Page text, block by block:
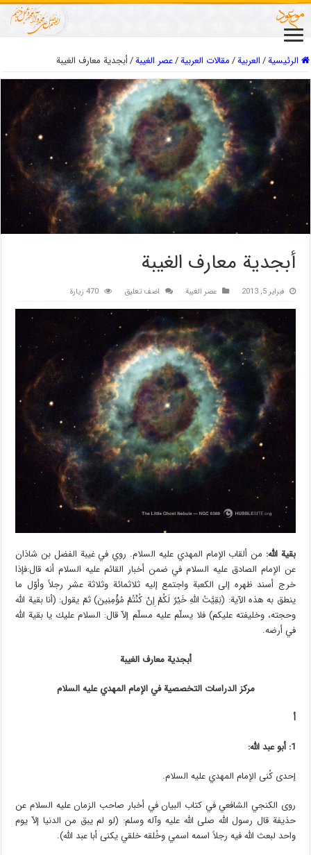
الرئيسية/العربیة/مقالات العربیة/عصر الغیبة/أبجدية معارف الغيبة
أبجدية معارف الغيبة
فبراير 5, 2013 عصر الغیبة اضف تعليق 470 زيارة
بقية الله: من ألقاب الإمام المهدي عليه السلام. روي في غيبة الفضل بن شاذان
عن الإمام الصادق عليه السلام في ضمن أخبار القائم عليه السلام أنه قال:فإذا
خرج أسند ظهره إلى الكعبة واجتمع إليه ثلاثمائة وثلاثة عشر رجلاً وأوّل ما
ينطق به هذه الآية: (بَقِيَّتُ اللَّهِ خَيْرٌ لَكُمْ إِنْ كُنْتُمْ مُؤْمِنِينَ) ثمّ يقول: (أنا بقية الله
وحجته، وخليفته عليكم) فلا يسلّم عليه مسلّم إلاّ قال: السلام عليك يا بقية الله
في أرضه.
أبجدية معارف الغيبة
مركز الدراسات التخصصية في الإمام المهدي عليه السلام
أ
1: أبو عبد الله:
إحدى كُنى الإمام المهدي عليه السلام.
روى الكنجي الشافعي في كتاب البيان في أخبار صاحب الزمان عليه السلام عن
حذيفة قال رسول الله صلى الله عليه وآله وسلم: (لو لم يبق من الدنيا إلاّ يوم
واحد لبعث الله فيه رجلاً اسمه اسمي وخُلقه خلقي يكنى أبا عبد الله).